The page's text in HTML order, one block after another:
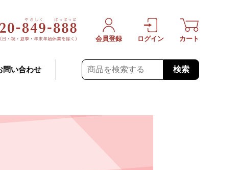
問い合わせ 検索
会員登録 ログイン カート